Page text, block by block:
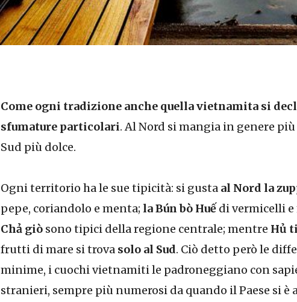
Come ogni tradizione anche quella vietnamita si
sfumature particolari. Al Nord si mangia in genere
Sud più dolce.
Ogni territorio ha le sue tipicità: si gusta al Nord la
pepe, coriandolo e menta; la Bún bò Huế di vermicelli e
Chả giò sono tipici della regione centrale; mentre Hủ
frutti di mare si trova solo al Sud. Ciò detto però le
minime, i cuochi vietnamiti le padroneggiano con
stranieri, sempre più numerosi da quando il Paese si è